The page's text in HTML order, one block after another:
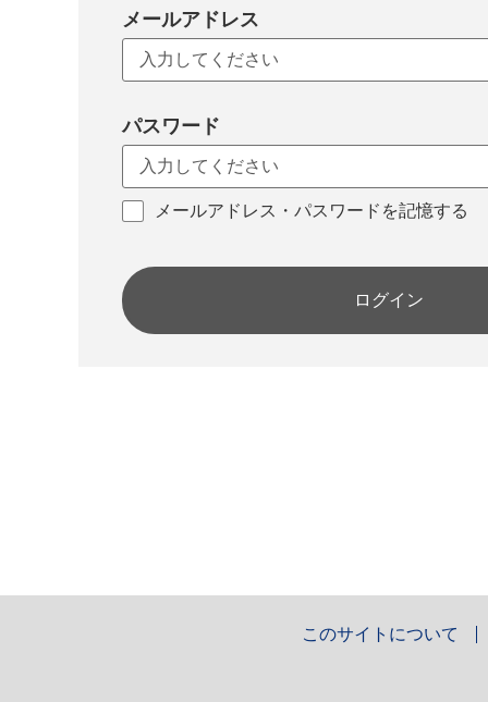
メールアドレス
パスワード
メールアドレス・パスワードを記憶する
ログイン
このサイトについて